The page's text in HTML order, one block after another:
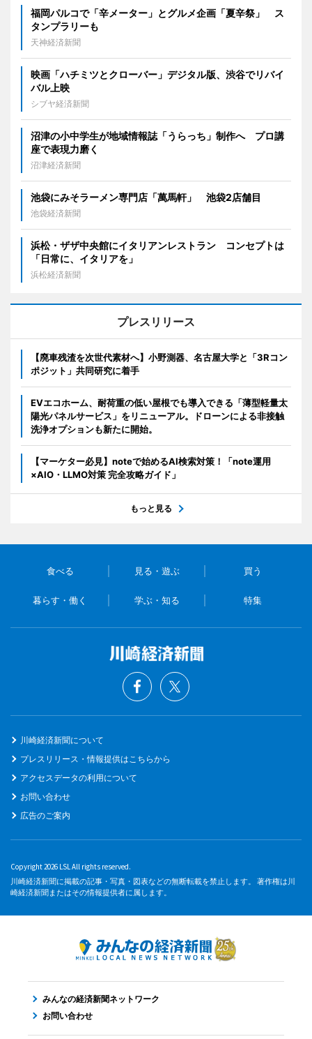
福岡パルコで「辛メーター」とグルメ企画「夏辛祭」 ス
タンプラリーも
天神経済新聞
映画「ハチミツとクローバー」デジタル版、渋谷でリバイ
バル上映
シブヤ経済新聞
沼津の小中学生が地域情報誌「うらっち」制作へ プロ講
座で表現力磨く
沼津経済新聞
池袋にみそラーメン専門店「萬馬軒」 池袋2店舗目
池袋経済新聞
浜松・ザザ中央館にイタリアンレストラン コンセプトは
「日常に、イタリアを」
浜松経済新聞
プレスリリース
【廃車残渣を次世代素材へ】小野測器、名古屋大学と「3Rコン
ポジット」共同研究に着手
EVエコホーム、耐荷重の低い屋根でも導入できる「薄型軽量太
陽光パネルサービス」をリニューアル。ドローンによる非接触
洗浄オプションも新たに開始。
【マーケター必見】noteで始めるAI検索対策！「note運用
×AIO・LLMO対策 完全攻略ガイド」
もっと見る
食べる 見る・遊ぶ 買う
暮らす・働く 学ぶ・知る 特集
川崎経済新聞について
プレスリリース・情報提供はこちらから
アクセスデータの利用について
お問い合わせ
広告のご案内
Copyright 2026 LSL All rights reserved.
川崎経済新聞に掲載の記事・写真・図表などの無断転載を禁止します。 著作権は川
崎経済新聞またはその情報提供者に属します。
みんなの経済新聞ネットワーク
お問い合わせ